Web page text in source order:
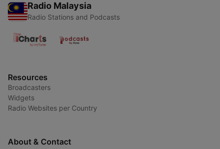
Radio Malaysia
Radio Stations and Podcasts
Resources
Broadcasters
Widgets
Radio Websites per Country
About & Contact